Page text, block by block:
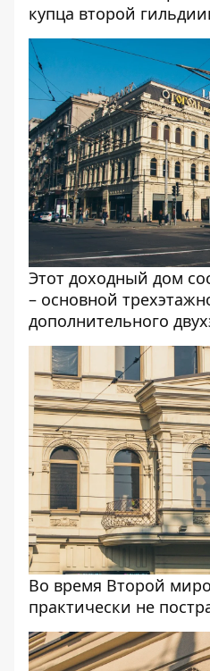
купца второй
Этот доходный дом
– основной
дополнительного
Во время Второй
практически не